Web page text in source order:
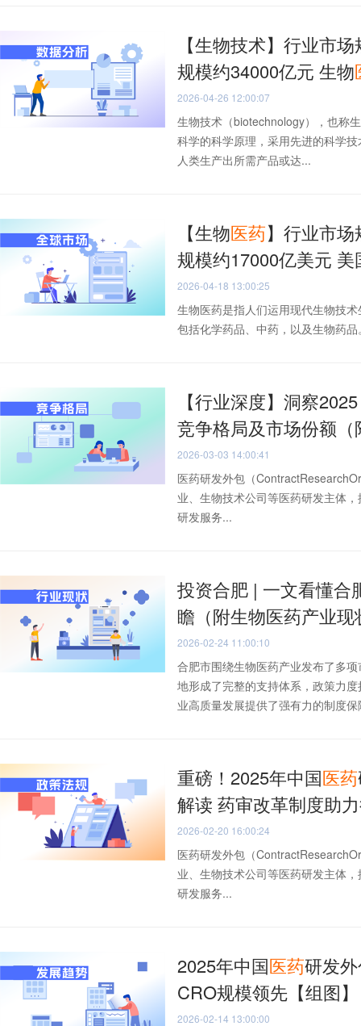
【生物技术】行业市
规模约34000亿元 生物
2026-04-26 12:00:07
生物技术（biotechnology），也称
科学的科学原理，采用先进的科学
人类生产出所需产品或达...
【生物医药】行业市
规模约17000亿美元
2026-04-18 13:00:25
生物医药是指人们运用现代生物技
包括化学药品、中药，以及生物药
【行业深度】洞察
竞争格局及市场份额
2026-03-03 14:00:41
医药研发外包（
业、生物技术公司等医药研发主体
研发服务...
投资合肥 | 一文看懂合
瞻（附生物医药产业
2026-02-24 11:00:10
合肥市围绕生物医药产业发布了多
地形成了完整的支持体系，政策力
业高质量发展提供了强有力的制度
重磅！2025年中国医药
解读 药审改革制度助
2026-02-20 16:00:24
医药研发外包（
业、生物技术公司等医药研发主体
研发服务...
2025年中国医药研发
CRO规模领先【组图】
2026-02-14 13:00:00